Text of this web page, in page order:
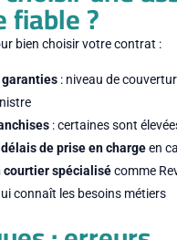
fiable ?
bien choisir votre contrat :
garanties: niveau de
: certaines sont
de prise en chargeen
courtier spécialisécomme
connaît les besoins métiers